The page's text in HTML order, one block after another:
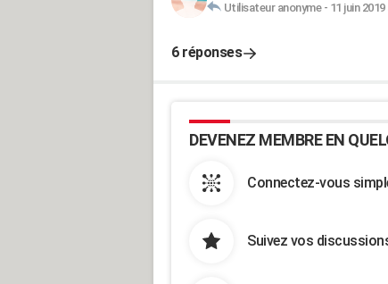
Utilisateur anonyme- 11 juin 2019
6 réponses
DEVENEZ MEMBRE EN
Connectez-vous
Suivez vos